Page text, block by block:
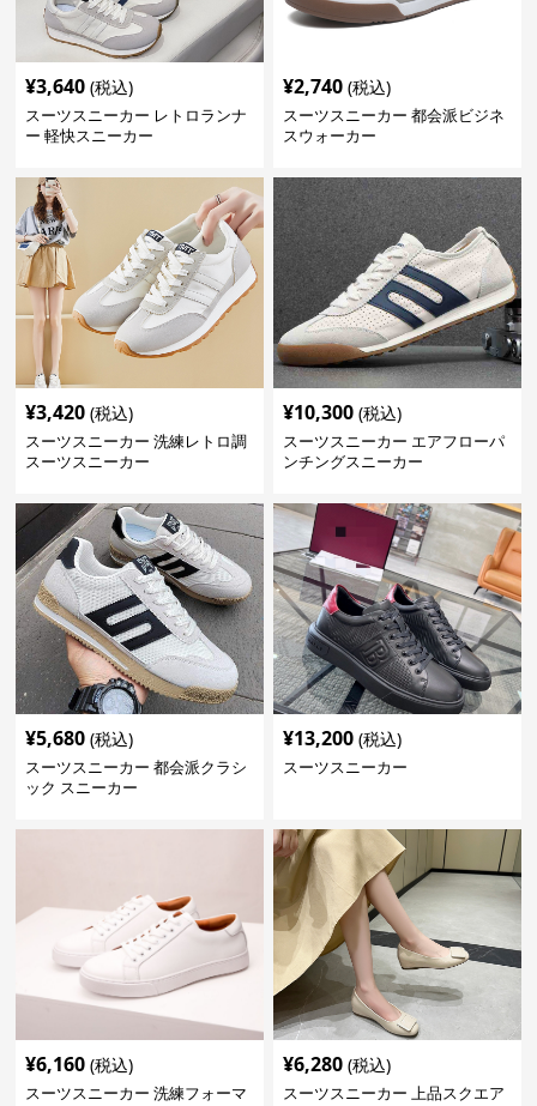
¥3,640 (税込)
スーツスニーカー レトロランナ
ー 軽快スニーカー
¥2,740 (税込)
スーツスニーカー 都会派ビジネ
スウォーカー
¥3,420 (税込)
スーツスニーカー 洗練レトロ調
スーツスニーカー
¥10,300 (税込)
スーツスニーカー エアフローパ
ンチングスニーカー
¥5,680 (税込)
スーツスニーカー 都会派クラシ
ック スニーカー
¥13,200 (税込)
スーツスニーカー
¥6,160 (税込)
スーツスニーカー 洗練フォーマ
¥6,280 (税込)
スーツスニーカー 上品スクエア